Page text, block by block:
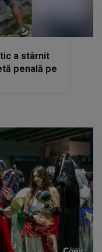
a stârnit
penală pe